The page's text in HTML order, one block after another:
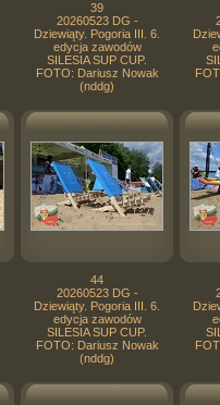
39
20260523 DG -
Dziewiąty. Pogoria III. 6.
edycja zawodów
SILESIA SUP CUP.
FOTO: Dariusz Nowak
(nddg)
44
20260523 DG -
Dziewiąty. Pogoria III. 6.
edycja zawodów
SILESIA SUP CUP.
FOTO: Dariusz Nowak
(nddg)